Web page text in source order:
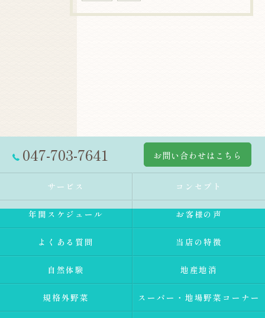
047-703-7641 お問い合わせはこちら
サービス コンセプト
年間スケジュール お客様の声
よくある質問 当店の特徴
自然体験 地産地消
規格外野菜 スーパー・地場野菜コーナー